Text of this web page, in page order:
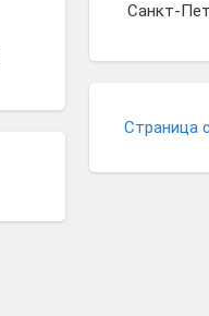
Санкт-
Страница